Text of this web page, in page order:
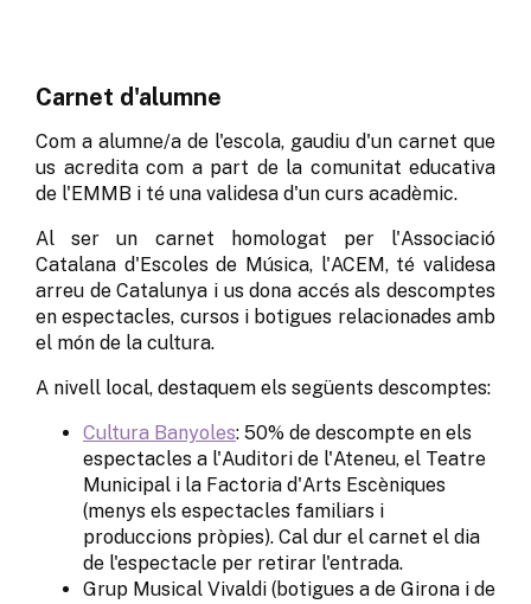
Carnet d'alumne
Com a alumne/a de l'escola, gaudiu d'un carnet que
us acredita com a part de la comunitat educativa
de l'EMMB i té una validesa d'un curs acadèmic.
Al ser un carnet homologat per l'Associació
Catalana d'Escoles de Música, l'ACEM, té validesa
arreu de Catalunya i us dona accés als descomptes
en espectacles, cursos i botigues relacionades amb
el món de la cultura.
A nivell local, destaquem els següents descomptes:
Cultura Banyoles: 50% de descompte en els
espectacles a l'Auditori de l'Ateneu, el Teatre
Municipal i la Factoria d'Arts Escèniques
(menys els espectacles familiars i
produccions pròpies). Cal dur el carnet el dia
de l'espectacle per retirar l'entrada.
Grup Musical Vivaldi (botigues a de Girona i de